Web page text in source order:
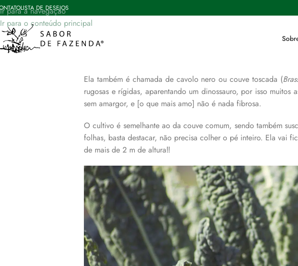
Ir para a navegação
Ir para o conteúdo principal
LISTA DE DESEJOS A queridinha
12/09/2019
Ela também é chamada de cavolo nero ou couve toscada (
rugosas e rígidas, aparentando um dinossauro, por isso muitos
sem amargor, e [o que mais amo] não é nada fibrosa.
O cultivo é semelhante ao da couve comum, sendo também
folhas, basta destacar, não precisa colher o pé inteiro. Ela vai
de mais de 2 m de altura‼️